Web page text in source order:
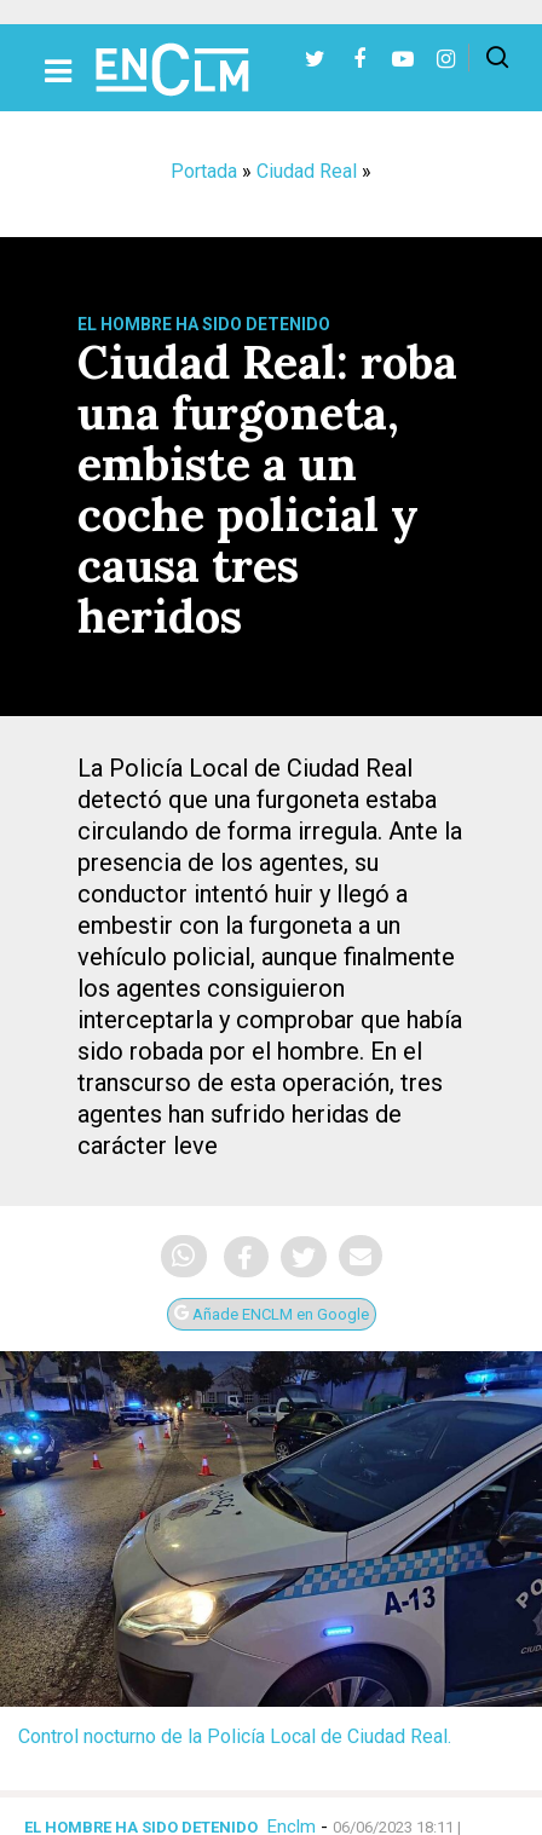
Portada » Ciudad Real »
EL HOMBRE HA SIDO DETENIDO
Ciudad Real: roba
una furgoneta,
embiste a un
coche policial y
causa tres
heridos
La Policía Local de Ciudad Real
detectó que una furgoneta estaba
circulando de forma irregula. Ante la
presencia de los agentes, su
conductor intentó huir y llegó a
embestir con la furgoneta a un
vehículo policial, aunque finalmente
los agentes consiguieron
interceptarla y comprobar que había
sido robada por el hombre. En el
transcurso de esta operación, tres
agentes han sufrido heridas de
carácter leve
Añade ENCLM en Google
Control nocturno de la Policía Local de Ciudad Real.
EL HOMBRE HA SIDO DETENIDO Enclm - 06/06/2023 18:11 |